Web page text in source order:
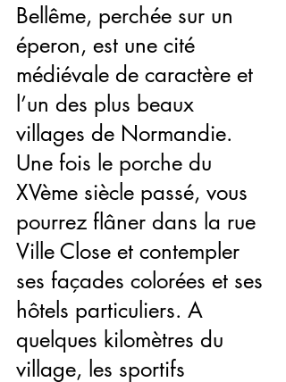
Bellême, perchée sur un
éperon, est une cité
médiévale de caractère et
l’un des plus beaux
villages de Normandie.
Une fois le porche du
XVème siècle passé, vous
pourrez flâner dans la rue
Ville Close et contempler
ses façades colorées et ses
hôtels particuliers. A
quelques kilomètres du
village, les sportifs